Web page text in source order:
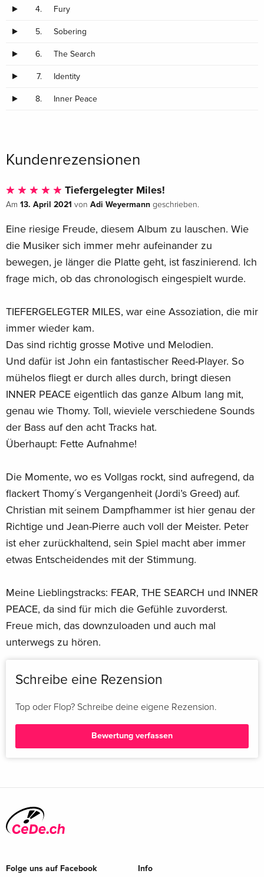
4. Fury
5. Sobering
6. The Search
7. Identity
8. Inner Peace
Kundenrezensionen
Tiefergelegter Miles!
Am 13. April 2021 von Adi Weyermann geschrieben.
Eine riesige Freude, diesem Album zu lauschen. Wie
die Musiker sich immer mehr aufeinander zu
bewegen, je länger die Platte geht, ist faszinierend. Ich
frage mich, ob das chronologisch eingespielt wurde.
TIEFERGELEGTER MILES, war eine Assoziation, die mir
immer wieder kam.
Das sind richtig grosse Motive und Melodien.
Und dafür ist John ein fantastischer Reed-Player. So
mühelos fliegt er durch alles durch, bringt diesen
INNER PEACE eigentlich das ganze Album lang mit,
genau wie Thomy. Toll, wieviele verschiedene Sounds
der Bass auf den acht Tracks hat.
Überhaupt: Fette Aufnahme!
Die Momente, wo es Vollgas rockt, sind aufregend, da
flackert Thomy´s Vergangenheit (Jordi’s Greed) auf.
Christian mit seinem Dampfhammer ist hier genau der
Richtige und Jean-Pierre auch voll der Meister. Peter
ist eher zurückhaltend, sein Spiel macht aber immer
etwas Entscheidendes mit der Stimmung.
Meine Lieblingstracks: FEAR, THE SEARCH und INNER
PEACE, da sind für mich die Gefühle zuvorderst.
Freue mich, das downzuloaden und auch mal
unterwegs zu hören.
Schreibe eine Rezension
Top oder Flop? Schreibe deine eigene Rezension.
Bewertung verfassen
Folge uns auf Facebook
Info